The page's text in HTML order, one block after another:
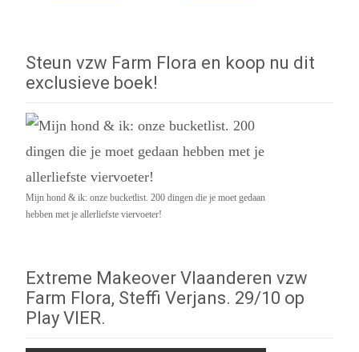
Steun vzw Farm Flora en koop nu dit
exclusieve boek!
Mijn hond & ik: onze bucketlist. 200 dingen die je moet gedaan
hebben met je allerliefste viervoeter!
Extreme Makeover Vlaanderen vzw
Farm Flora, Steffi Verjans. 29/10 op
Play VIER.